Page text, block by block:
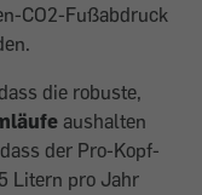
CO2-Fußabdruck
die robuste,
aushalten
der Pro-Kopf-
Litern pro Jahr